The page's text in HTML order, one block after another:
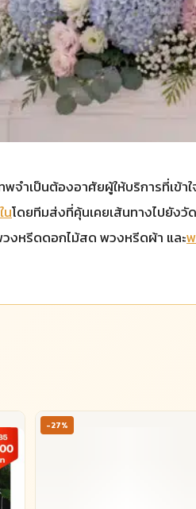
จำเป็นต้องอาศัยผู้ให้บริการที่เข้
นโดยทีมส่งที่คุ้นเคยเส้นทางไปยังวั
งหรีดดอกไม้สด พวงหรีดผ้า และ
-27%